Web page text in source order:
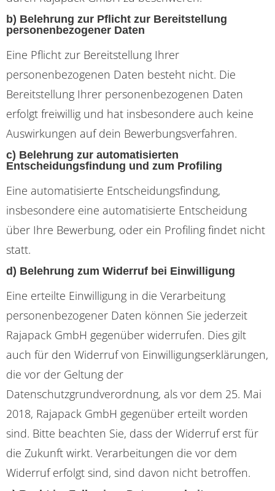
b) Belehrung zur Pflicht zur Bereitstellung
personenbezogener Daten
Eine Pflicht zur Bereitstellung Ihrer
personenbezogenen Daten besteht nicht. Die
Bereitstellung Ihrer personenbezogenen Daten
erfolgt freiwillig und hat insbesondere auch keine
Auswirkungen auf dein Bewerbungsverfahren.
c) Belehrung zur automatisierten
Entscheidungsfindung und zum Profiling
Eine automatisierte Entscheidungsfindung,
insbesondere eine automatisierte Entscheidung
über Ihre Bewerbung, oder ein Profiling findet nicht
statt.
d) Belehrung zum Widerruf bei Einwilligung
Eine erteilte Einwilligung in die Verarbeitung
personenbezogener Daten können Sie jederzeit
Rajapack GmbH gegenüber widerrufen. Dies gilt
auch für den Widerruf von Einwilligungserklärungen,
die vor der Geltung der
Datenschutzgrundverordnung, als vor dem 25. Mai
2018, Rajapack GmbH gegenüber erteilt worden
sind. Bitte beachten Sie, dass der Widerruf erst für
die Zukunft wirkt. Verarbeitungen die vor dem
Widerruf erfolgt sind, sind davon nicht betroffen.